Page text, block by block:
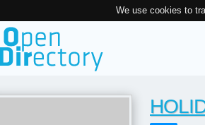
We use cookies to